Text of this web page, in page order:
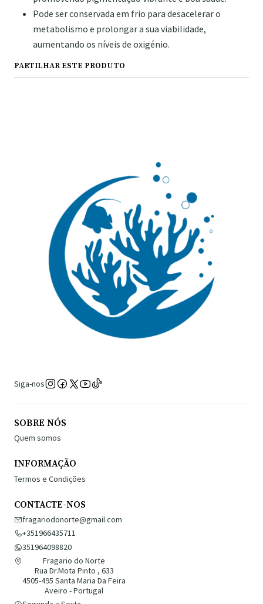
Pode ser conservada em frio para desacelerar o
metabolismo e prolongar a sua viabilidade,
aumentando os níveis de oxigénio.
PARTILHAR ESTE PRODUTO
Siga-nos
SOBRE NÓS
Quem somos
INFORMAÇÃO
Termos e Condições
CONTACTE-NOS
fragariodonorte@gmail.com
+351966435711
351964098820
Fragario do Norte
Rua Dr.Mota Pinto , 633
4505-495 Santa Maria Da Feira
Aveiro - Portugal